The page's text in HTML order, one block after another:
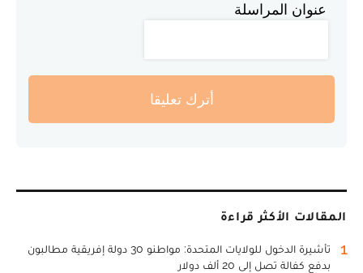
عنوان المراسلة
أترك تعليقا
المقالات الأكثر قراءة
1
تأشيرة الدخول للولايات المتحدة: مواطنو 30 دولة إفريقية مطالبون
بدفع كفالة تصل إلى 20 ألف دولار